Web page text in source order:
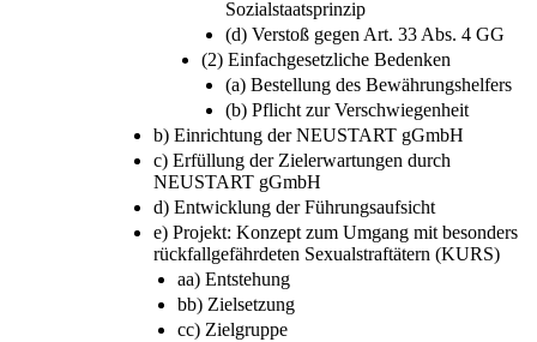
Sozialstaatsprinzip
(d) Verstoß gegen Art. 33 Abs. 4 GG
(2) Einfachgesetzliche Bedenken
(a) Bestellung des Bewährungshelfers
(b) Pflicht zur Verschwiegenheit
b) Einrichtung der NEUSTART gGmbH
c) Erfüllung der Zielerwartungen durch
NEUSTART gGmbH
d) Entwicklung der Führungsaufsicht
e) Projekt: Konzept zum Umgang mit besonders
rückfallgefährdeten Sexualstraftätern (KURS)
aa) Entstehung
bb) Zielsetzung
cc) Zielgruppe